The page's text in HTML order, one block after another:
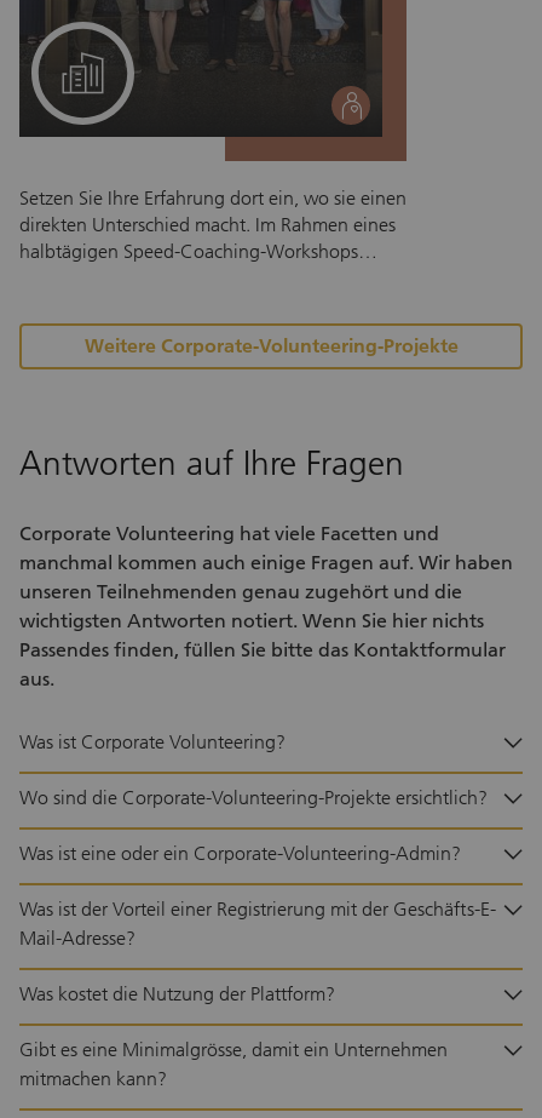
an – wir freuen uns, gemeinsam mit Ihrem
Team etwas zu bewegen.
Ein Projekt für Ihr Team
social
Setzen Sie Ihre Erfahrung dort ein, wo sie einen
direkten Unterschied macht. Im Rahmen eines
halbtägigen Speed-Coaching-Workshops
Migrationshintergrund auf ihrem Weg in den
Schweizer Arbeitsmarkt. Mit Ihrem
verbessern und ihr berufliches Netzwerk
von qualifizierten Migrantinnen und
Migranten sowie Geflüchteten in der Schweiz
ein. Die Teilnehmenden verfügen über einen
Hochschulabschluss und mehrjährige
Berufserfahrung, stehen jedoch vor
Herausforderungen beim Zugang zum
Coaching leisten Sie einen konkreten Beitrag
zu mehr Chancengleichheit und einem
inklusiveren Arbeitsmarkt. Während des
Workshops führen Sie kurze Coaching-
Gespräche, geben konstruktives Feedback zu
Auftreten, Kommunikation und
Karriereprofilen und teilen Ihre Erfahrungen
aus der Arbeitswelt. Dabei profitieren nicht nur
die Teilnehmenden: Sie entwickeln Ihre
Coaching- und Kommunikationskompetenzen
weiter, stärken Ihre interkulturellen Fähigkeiten
und gewinnen neue Perspektiven auf Vielfalt
und Integration. Der Einsatz eignet sich für
Mitarbeitende, die ihr Wissen weitergeben und
gleichzeitig einen gesellschaftlichen Beitrag
Weitere Corporate-Volunteering-Projekte
Antworten auf Ihre Fragen
Corporate Volunteering hat viele Facetten und
manchmal kommen auch einige Fragen auf. Wir haben
unseren Teilnehmenden genau zugehört und die
wichtigsten Antworten notiert. Wenn Sie hier nichts
Passendes finden, füllen Sie bitte das Kontaktformular
aus.
Was ist Corporate Volunteering?
Wo sind die Corporate-Volunteering-Projekte ersichtlich?
Was ist eine oder ein Corporate-Volunteering-Admin?
Was ist der Vorteil einer Registrierung mit der Geschäfts-E-
Mail-Adresse?
Was kostet die Nutzung der Plattform?
Gibt es eine Minimalgrösse, damit ein Unternehmen
mitmachen kann?